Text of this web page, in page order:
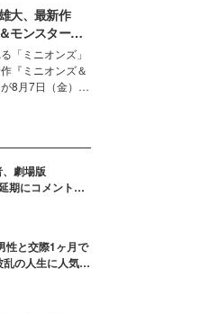
きく変える可能
的な「Water
ウォーターキャ
ン：捕水肌）」
築した。
大、最新作
モンスター
ハチャメチャ
情と絆”に感
「ミニオンズ」
『ミニオンズ＆
8月7日（金）に
村雄大の特別対
ぞれの視点か
の魅力や予想外
奥深いストーリ
劇場版
期にコメント
性と交際1ヶ月で
の人生に人気タ